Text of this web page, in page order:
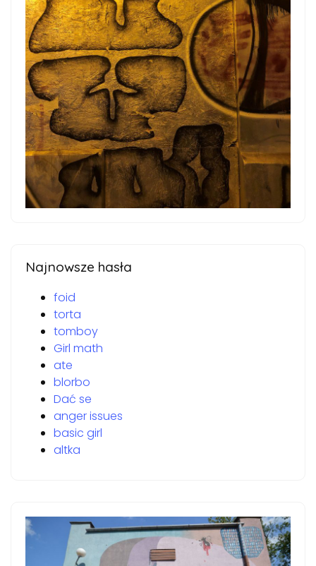
Najnowsze hasła
foid
torta
tomboy
Girl math
ate
blorbo
Dać se
anger issues
basic girl
altka